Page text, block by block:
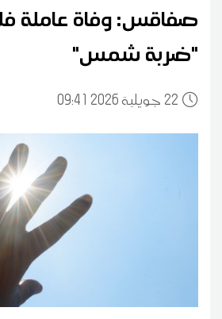
صفاقس: وفاة عاملة
"ضربة شمس"
22 09:41 2026 جويلية